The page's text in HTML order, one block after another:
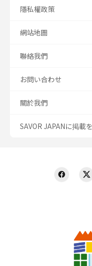
隱私權政策
網站地圖
聯絡我們
お問い合わせ
關於我們
SAVOR JAPANに掲載